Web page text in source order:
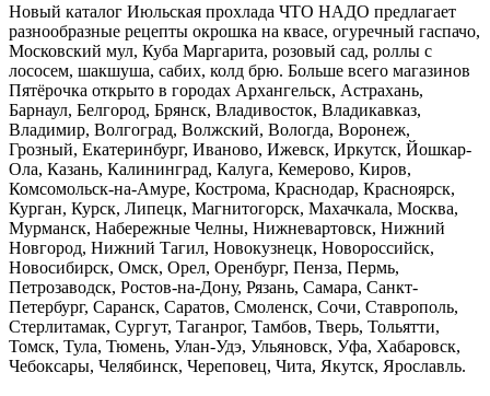
Новый каталог Июльская прохлада ЧТО НАДО предлагает
разнообразные рецепты окрошка на квасе, огуречный гаспачо,
Московский мул, Куба Маргарита, розовый сад, роллы с
лососем, шакшуша, сабих, колд брю. Больше всего магазинов
Пятёрочка открыто в городах Архангельск, Астрахань,
Барнаул, Белгород, Брянск, Владивосток, Владикавказ,
Владимир, Волгоград, Волжский, Вологда, Воронеж,
Грозный, Екатеринбург, Иваново, Ижевск, Иркутск, Йошкар-
Ола, Казань, Калининград, Калуга, Кемерово, Киров,
Комсомольск-на-Амуре, Кострома, Краснодар, Красноярск,
Курган, Курск, Липецк, Магнитогорск, Махачкала, Москва,
Мурманск, Набережные Челны, Нижневартовск, Нижний
Новгород, Нижний Тагил, Новокузнецк, Новороссийск,
Новосибирск, Омск, Орел, Оренбург, Пенза, Пермь,
Петрозаводск, Ростов-на-Дону, Рязань, Самара, Санкт-
Петербург, Саранск, Саратов, Смоленск, Сочи, Ставрополь,
Стерлитамак, Сургут, Таганрог, Тамбов, Тверь, Тольятти,
Томск, Тула, Тюмень, Улан-Удэ, Ульяновск, Уфа, Хабаровск,
Чебоксары, Челябинск, Череповец, Чита, Якутск, Ярославль.